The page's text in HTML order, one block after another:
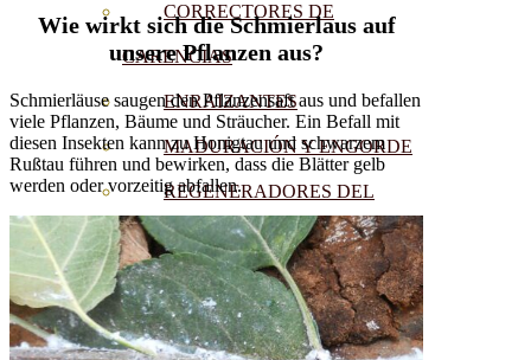
CORRECTORES DE
CARENCIAS
ENRAIZANTES
MADURACIÓN Y ENGORDE
REGENERADORES DEL
SUELO
ÁCIDOS HÚMICOS
MATERIAS PRIMAS
Wie wirkt sich die Schmierlaus auf
unsere Pflanzen aus?
Schmierläuse saugen den Pflanzensaft aus und befallen
viele Pflanzen, Bäume und Sträucher. Ein Befall mit
diesen Insekten kann zu Honigtau und schwarzem
Rußtau führen und bewirken, dass die Blätter gelb
werden oder vorzeitig abfallen.